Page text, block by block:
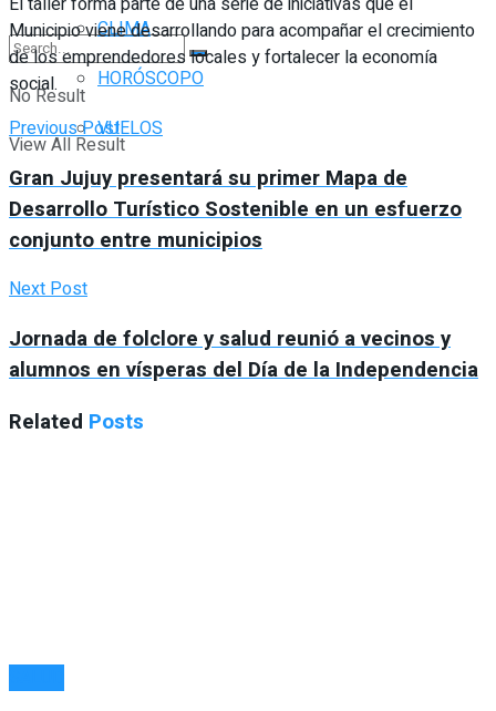
No Result
View All Result
CLIMA
HORÓSCOPO
VUELOS
Municipio viene desarrollando para acompañar el crecimiento
de los emprendedores locales y fortalecer la economía
social.
Previous Post
Gran Jujuy presentará su primer Mapa de
Desarrollo Turístico Sostenible en un esfuerzo
conjunto entre municipios
Next Post
Jornada de folclore y salud reunió a vecinos y
alumnos en vísperas del Día de la Independencia
Related Posts